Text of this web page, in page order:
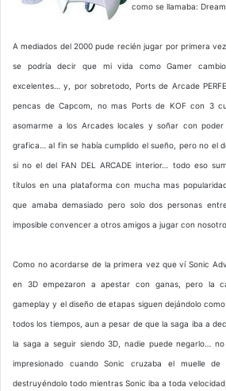
como se llamaba:
A mediados del 2000 pude recién jugar por primera
se podría decir que mi vida como Gamer
excelentes… y, por sobretodo, Ports de Arcade
pencas de Capcom, no mas Ports de KOF con 3
asomarme a los Arcades locales y soñar con
grafica… al fin se había cumplido el sueño, pero no el
si no el del FAN DEL ARCADE interior… todo eso
títulos en una plataforma con mucha mas
que amaba demasiado pero solo dos personas
imposible convencer a otros amigos a jugar con
Como no acordarse de la primera vez que ví Sonic
en 3D empezaron a apestar con ganas, pero la
gameplay y el diseño de etapas siguen dejándolo
todos los tiempos, aun a pesar de que la saga iba a
la saga a seguir siendo 3D, nadie puede negarlo…
impresionado cuando Sonic cruzaba el muelle
destruyéndolo todo mientras Sonic iba a toda